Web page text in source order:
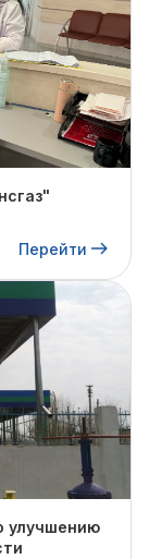
Перейти
улучшению